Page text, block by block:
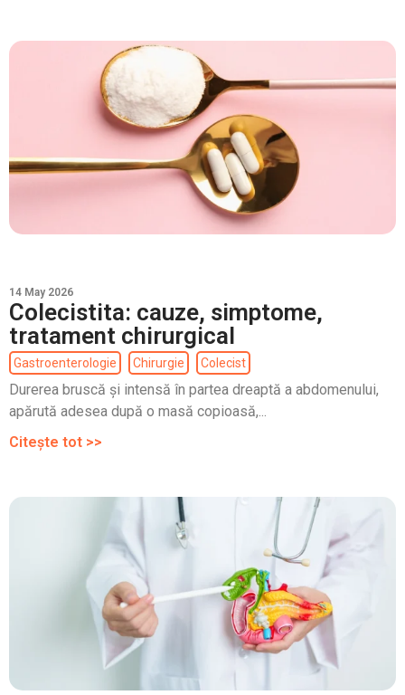
14 May 2026
Colecistita: cauze, simptome,
tratament chirurgical
Gastroenterologie Chirurgie Colecist
Durerea bruscă și intensă în partea dreaptă a abdomenului,
apărută adesea după o masă copioasă,...
Citește tot >>